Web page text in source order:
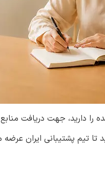
را دارید، جهت دریافت
تا تیم پشتیبانی ایران